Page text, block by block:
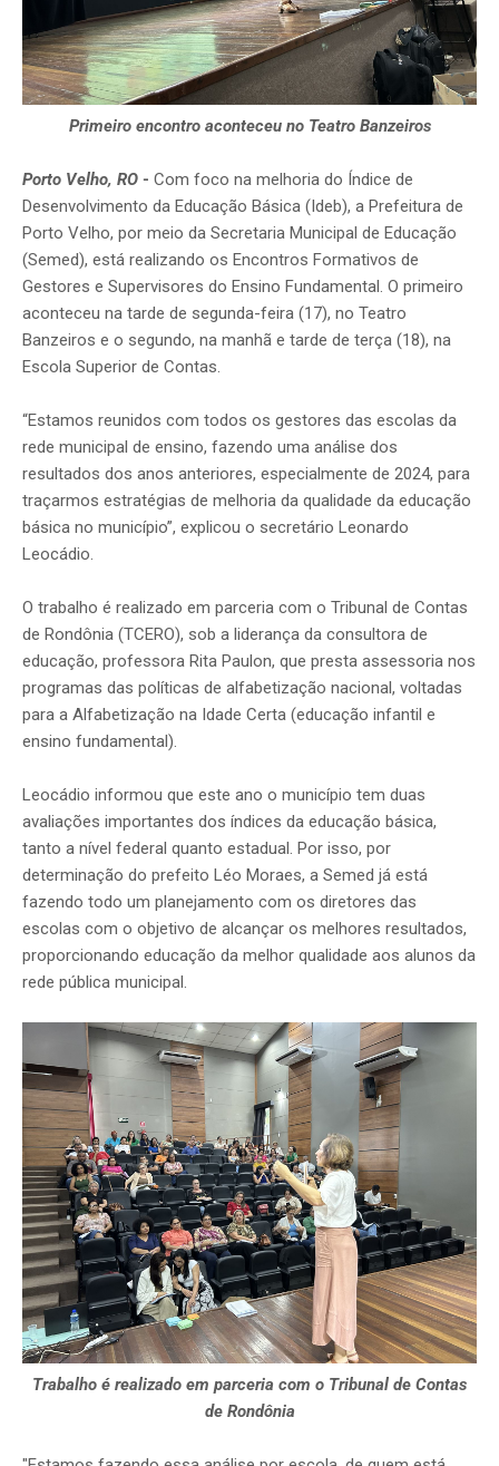
Primeiro encontro aconteceu no Teatro Banzeiros
Porto Velho, RO - Com foco na melhoria do Índice de
Desenvolvimento da Educação Básica (Ideb), a Prefeitura de
Porto Velho, por meio da Secretaria Municipal de Educação
(Semed), está realizando os Encontros Formativos de
Gestores e Supervisores do Ensino Fundamental. O primeiro
aconteceu na tarde de segunda-feira (17), no Teatro
Banzeiros e o segundo, na manhã e tarde de terça (18), na
Escola Superior de Contas.
“Estamos reunidos com todos os gestores das escolas da
rede municipal de ensino, fazendo uma análise dos
resultados dos anos anteriores, especialmente de 2024, para
traçarmos estratégias de melhoria da qualidade da educação
básica no município”, explicou o secretário Leonardo
Leocádio.
O trabalho é realizado em parceria com o Tribunal de Contas
de Rondônia (TCERO), sob a liderança da consultora de
educação, professora Rita Paulon, que presta assessoria nos
programas das políticas de alfabetização nacional, voltadas
para a Alfabetização na Idade Certa (educação infantil e
ensino fundamental).
Leocádio informou que este ano o município tem duas
avaliações importantes dos índices da educação básica,
tanto a nível federal quanto estadual. Por isso, por
determinação do prefeito Léo Moraes, a Semed já está
fazendo todo um planejamento com os diretores das
escolas com o objetivo de alcançar os melhores resultados,
proporcionando educação da melhor qualidade aos alunos da
rede pública municipal.
Trabalho é realizado em parceria com o Tribunal de Contas
de Rondônia